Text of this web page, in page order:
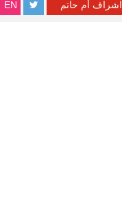
EN اشراف أم حاتم